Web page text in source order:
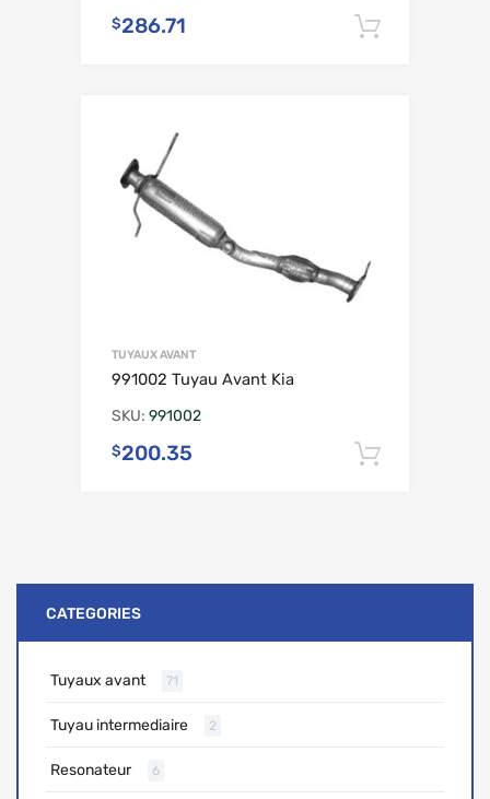
$286.71
TUYAUX AVANT
991002 Tuyau Avant Kia
SKU: 991002
$200.35
CATEGORIES
Tuyaux avant 71
Tuyau intermediaire 2
Resonateur 6